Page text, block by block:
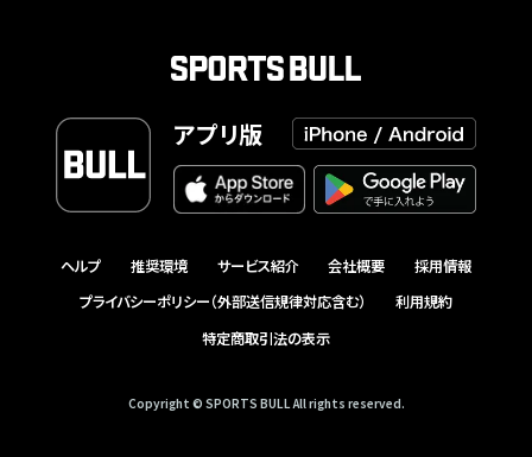
アプリ版
ヘルプ 推奨環境 サービス紹介 会社概要
採用情報
プライバシーポリシー（外部送信規律対応含む）
利用規約
特定商取引法の表示
Copyright © SPORTS BULL All rights reserved.